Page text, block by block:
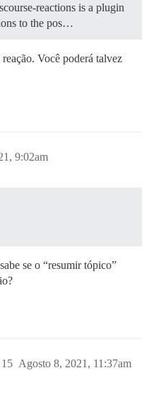
reactions is a plugin
to the pos…
Você poderá talvez
9:02am
se o “resumir tópico”
Agosto 8, 2021, 11:37am
15